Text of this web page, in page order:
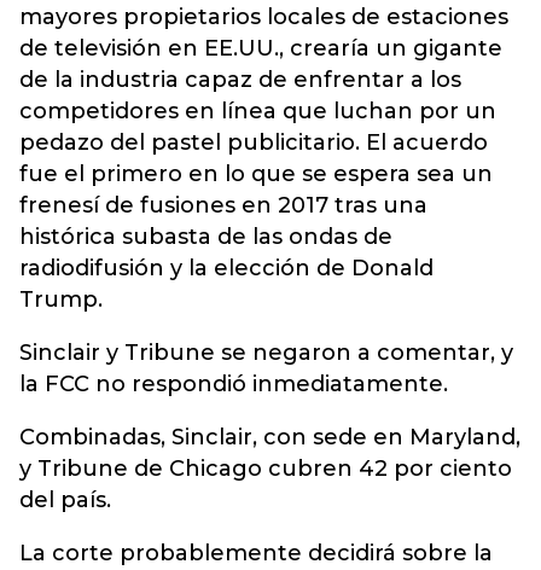
mayores propietarios locales de estaciones
de televisión en EE.UU., crearía un gigante
de la industria capaz de enfrentar a los
competidores en línea que luchan por un
pedazo del pastel publicitario. El acuerdo
fue el primero en lo que se espera sea un
frenesí de fusiones en 2017 tras una
histórica subasta de las ondas de
radiodifusión y la elección de Donald
Trump.
Sinclair y Tribune se negaron a comentar, y
la FCC no respondió inmediatamente.
Combinadas, Sinclair, con sede en Maryland,
y Tribune de Chicago cubren 42 por ciento
del país.
La corte probablemente decidirá sobre la